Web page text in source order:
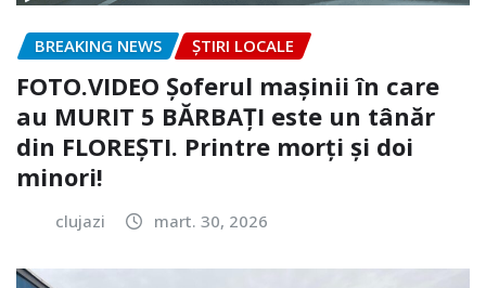
BREAKING NEWS ȘTIRI LOCALE
FOTO.VIDEO Șoferul mașinii în care
au MURIT 5 BĂRBAȚI este un tânăr
din FLOREȘTI. Printre morți și doi
minori!
clujazi mart. 30, 2026